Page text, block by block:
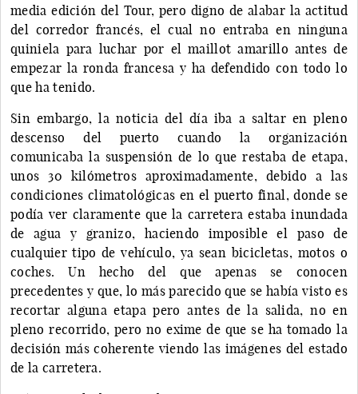
media edición del Tour, pero digno de alabar la actitud
del corredor francés, el cual no entraba en ninguna
quiniela para luchar por el maillot amarillo antes de
empezar la ronda francesa y ha defendido con todo lo
que ha tenido.
Sin embargo, la noticia del día iba a saltar en pleno
descenso del puerto cuando la organización
comunicaba la suspensión de lo que restaba de etapa,
unos 30 kilómetros aproximadamente, debido a las
condiciones climatológicas en el puerto final, donde se
podía ver claramente que la carretera estaba inundada
de agua y granizo, haciendo imposible el paso de
cualquier tipo de vehículo, ya sean bicicletas, motos o
coches. Un hecho del que apenas se conocen
precedentes y que, lo más parecido que se había visto es
recortar alguna etapa pero antes de la salida, no en
pleno recorrido, pero no exime de que se ha tomado la
decisión más coherente viendo las imágenes del estado
de la carretera.